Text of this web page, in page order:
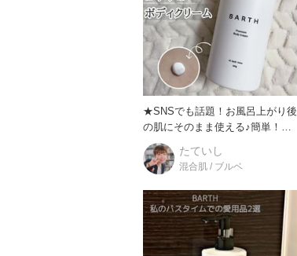
★SNSでも話題！お風呂上がり後
の肌にそのまま使える♪簡単！時
たていし
混合肌 / ブルベ